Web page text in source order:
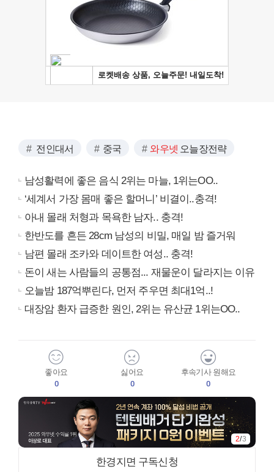
전인대서 중국 와우넷 오늘장전략
남성활력에 좋은 음식 2위는 마늘, 1위는OO..
‘세계서 가장 몸매 좋은 할머니’ 비결이..충격!
아내 몰래 처형과 목욕한 남자.. 충격!
한반도를 흔든 28cm 남성의 비밀, 매일 밤 즐거워
남편 몰래 조카와 데이트한 여성.. 충격!
돈이 새는 사람들의 공통점... 재물운이 달라지는 이유
오늘밤 187억뿌린다, 먼저 주우면 최대1억..!
대장암 환자 급증한 원인, 2위는 유산균 1위는OO..
좋아요
0
싫어요
0
후속기사 원해요
0
2/3
한경지면 구독신청